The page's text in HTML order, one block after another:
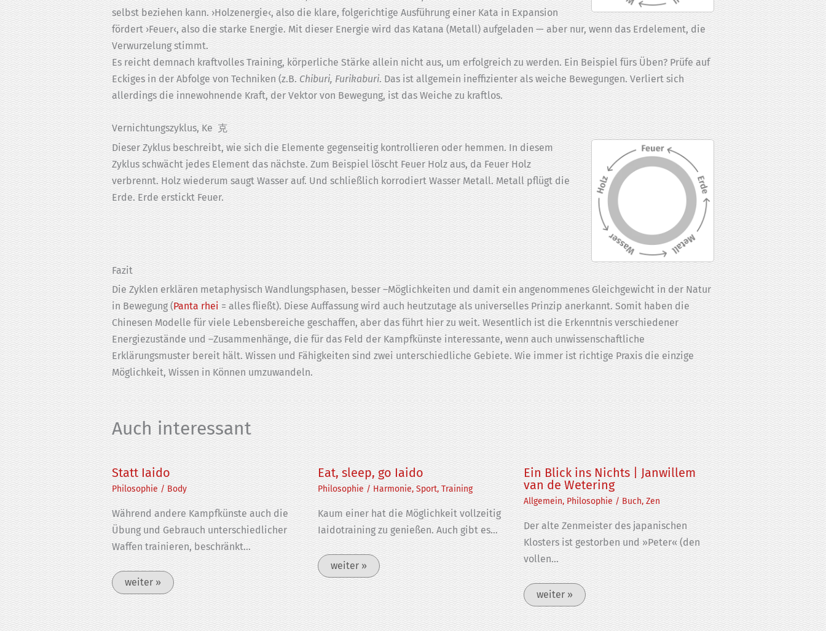
selbst beziehen kann. ›Holzenergie‹, also die klare, folgerichtige Ausführung einer Kata in Expansion
fördert ›Feuer‹, also die starke Energie. Mit dieser Energie wird das Katana (Metall) aufgeladen — aber nur, wenn das Erdelement, die
Verwurzelung stimmt.
Es reicht demnach kraftvolles Training, körperliche Stärke allein nicht aus, um erfolgreich zu werden. Ein Beispiel fürs Üben? Prüfe auf
Eckiges in der Abfolge von Techniken (z.B.Chiburi, Furikaburi. Das ist allgemein ineffizienter als weiche Bewegungen. Verliert sich
allerdings die innewohnende Kraft, der Vektor von Bewegung, ist das Weiche zu kraftlos.
Vernichtungszyklus, Ke 克
Dieser Zyklus beschreibt, wie sich die Elemente gegenseitig kontrollieren oder hemmen. In diesem
Zyklus schwächt jedes Element das nächste. Zum Beispiel löscht Feuer Holz aus, da Feuer Holz
verbrennt. Holz wiederum saugt Wasser auf. Und schließlich korrodiert Wasser Metall. Metall pflügt die
Erde. Erde erstickt Feuer.
Fazit
Die Zyklen erklären metaphysisch Wandlungsphasen, besser –Möglichkeiten und damit ein angenommenes Gleichgewicht in der Natur
in Bewegung (Panta rhei= alles fließt). Diese Auffassung wird auch heutzutage als universelles Prinzip anerkannt. Somit haben die
Chinesen Modelle für viele Lebensbereiche geschaffen, aber das führt hier zu weit. Wesentlich ist die Erkenntnis verschiedener
Energiezustände und –Zusammenhänge, die für das Feld der Kampfkünste interessante, wenn auch unwissenschaftliche
Erklärungsmuster bereit hält. Wissen und Fähigkeiten sind zwei unterschiedliche Gebiete. Wie immer ist richtige Praxis die einzige
Möglichkeit, Wissen in Können umzuwandeln.
Auch interessant
Statt Iaido
Philosophie/Body
Während andere Kampfkünste auch die
Übung und Gebrauch unterschiedlicher
Waffen trainieren, beschränkt…
weiter »
Eat, sleep, go Iaido
Philosophie/Harmonie,Sport,Training
Kaum einer hat die Möglichkeit vollzeitig
Iaidotraining zu genießen. Auch gibt es…
weiter »
Ein Blick ins Nichts | Janwillem
van de Wetering
Allgemein,Philosophie/Buch,Zen
Der alte Zenmeister des japanischen
Klosters ist gestorben und »Peter« (den
vollen…
weiter »